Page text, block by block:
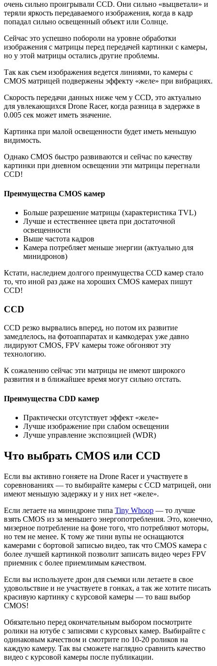
очень сильно проигрывали CCD. Они сильно «выцветали» и
теряли яркость передаваемого изображения, когда в кадр
попадал сильно освещенный объект или Солнце.
Сейчас это успешно побороли на уровне обработки
изображения с матрицы перед передачей картинки с камеры,
но у этой матрицы остались другие проблемы.
Так как съем изображения ведется линиями, то камеры с
CMOS матрицей подвержены эффекту «желе» при вибрациях.
Скорость передачи данных ниже чем у CCD, это актуально
для увлекающихся Drone Racer, когда разница в задержке в
0.005 сек может иметь значение.
Картинка при малой освещенности будет иметь меньшую
видимость.
Однако CMOS быстро развиваются и сейчас по качеству
картинки при дневном освещении эти матрицы перегнали
CCD!
Преимущества CMOS камер
Больше разрешение матрицы (характеристика TVL)
Лучше и естественнее цвета при достаточной
освещенности
Выше частота кадров
Камера потребляет меньше энергии (актуально для
минидронов)
Кстати, наследием долгого преимущества CCD камер стало
то, что иной раз даже на хороших CMOS камерах пишут
CCD!
CCD
CCD резко вырвались вперед, но потом их развитие
замедлелось, на фотоаппаратах и камкодерах уже давно
лидируют CMOS, FPV камеры тоже обгоняют эту
технологию.
К сожалению сейчас эти матрицы не имеют широкого
развития и в ближайшее время могут сильно отстать.
Преимущества CDD камер
Практически отсутствует эффект «желе»
Лучше изображение при слабом освещении
Лучше управление экспозицией (WDR)
Что выбрать CMOS или CCD
Если вы активно гоняете на Drone Racer и участвуете в
соревнованиях — то выбирайте камеры с CCD матрицей, они
имеют меньшую задержку и у них нет «желе».
Если летаете на минидроне типа Tiny Whoop — то лучше
взять CMOS из за меньшего энергопотребления. Это, конечно,
мизерное потребление на фоне того, что потребляют моторы,
но тем не менее. К тому же тини вупы не оснащаются
камерами с бортовой записью видео, так что CMOS камера с
более лучшей картинкой позволит записать видео через FPV
приемник с более приемлимым качеством.
Если вы используете дрон для съемки или летаете в свое
удовольствие и не участвуете в гонках, а так же хотите писать
красивую картинку с курсовой камеры — то ваш выбор
CMOS!
Обязательно перед окончательным выбором посмотрите
ролики на ютубе с записями с курсовых камер. Выбирайте с
одинаковым качеством и смотрите по 10-20 роликов на
каждую камеру. Так вы сможете наглядно сравнить качество
видео с курсовой камеры после публикации.